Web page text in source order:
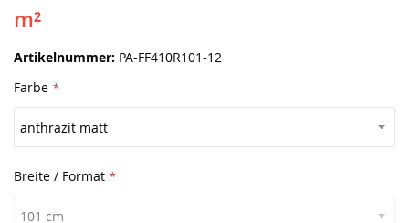
m²
Artikelnummer PA-FF410R101-12
Farbe
Breite / Format